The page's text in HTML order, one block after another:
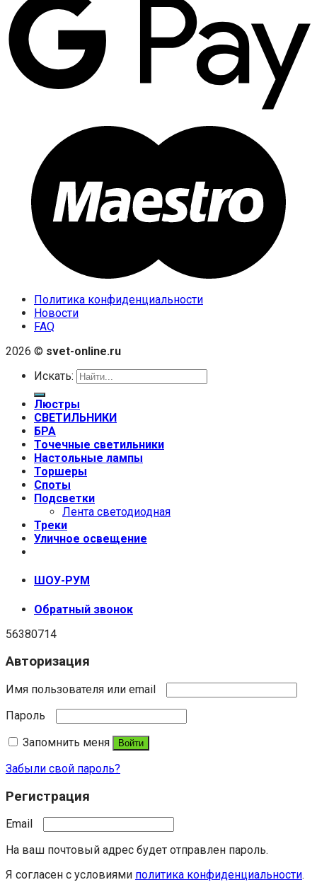
Политика конфиденциальности
Новости
FAQ
2026 © svet-online.ru
Искать:
Люстры
СВЕТИЛЬНИКИ
БРА
Точечные светильники
Настольные лампы
Торшеры
Споты
Подсветки
Лента светодиодная
Треки
Уличное освещение
ШОУ-РУМ
Обратный звонок
56380714
Авторизация
Имя пользователя или email
Пароль
Запомнить меня
Войти
Забыли свой пароль?
Регистрация
Email
На ваш почтовый адрес будет отправлен пароль.
Я согласен с условиями политика конфиденциальности.